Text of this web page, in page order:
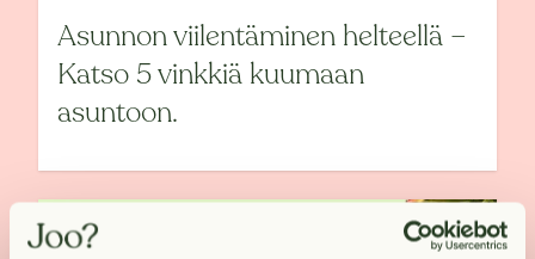
Asunnon viilentäminen helteellä –
Katso 5 vinkkiä kuumaan
asuntoon.